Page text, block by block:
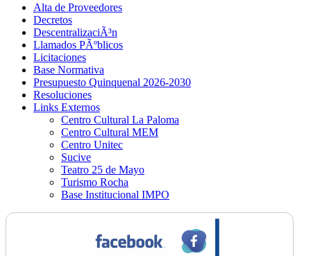
Alta de Proveedores
Decretos
DescentralizaciÃ³n
Llamados PÃºblicos
Licitaciones
Base Normativa
Presupuesto Quinquenal 2026-2030
Resoluciones
Links Externos
Centro Cultural La Paloma
Centro Cultural MEM
Centro Unitec
Sucive
Teatro 25 de Mayo
Turismo Rocha
Base Institucional IMPO